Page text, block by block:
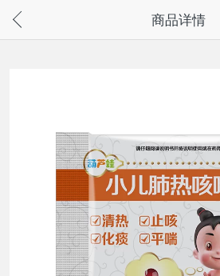
请通过微信或支付宝搜“奇兔客小程序”访问
商品详情